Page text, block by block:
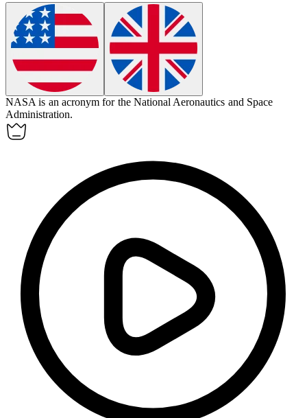
NASA is an acronym for the National Aeronautics and Space
Administration.